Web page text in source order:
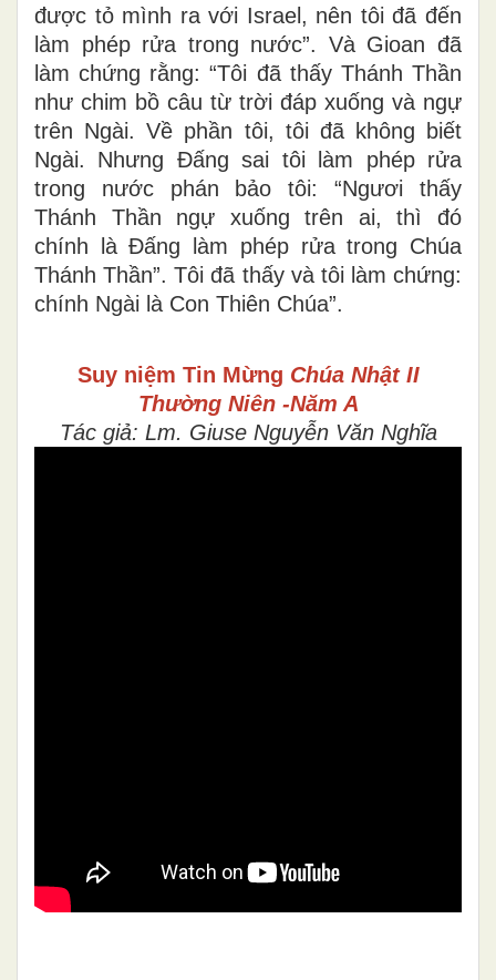
được tỏ mình ra với Israel, nên tôi đã đến
làm phép rửa trong nước”. Và Gioan đã
làm chứng rằng: “Tôi đã thấy Thánh Thần
như chim bồ câu từ trời đáp xuống và ngự
trên Ngài. Về phần tôi, tôi đã không biết
Ngài. Nhưng Ðấng sai tôi làm phép rửa
trong nước phán bảo tôi: “Ngươi thấy
Thánh Thần ngự xuống trên ai, thì đó
chính là Ðấng làm phép rửa trong Chúa
Thánh Thần”. Tôi đã thấy và tôi làm chứng:
chính Ngài là Con Thiên Chúa”.
Suy niệm Tin Mừng Chúa Nhật II
Thường Niên -Năm A
Tác giả: Lm. Giuse Nguyễn Văn Nghĩa